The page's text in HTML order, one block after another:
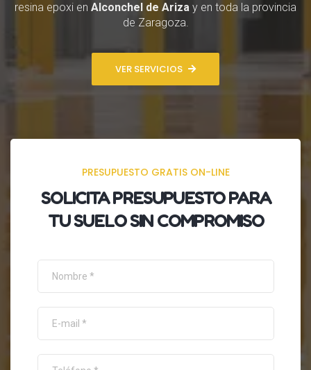
resina epoxi en Alconchel de Ariza y en toda la provincia
de Zaragoza.
VER SERVICIOS
PRESUPUESTO GRATIS ON-LINE
SOLICITAPRESUPUESTOPARA
TU SUELO SIN COMPROMISO